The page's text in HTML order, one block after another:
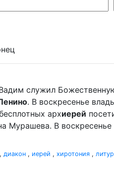
служил
. В воскресенье
архиерей
Мурашева. В
, диакон , иерей , хиротония ,